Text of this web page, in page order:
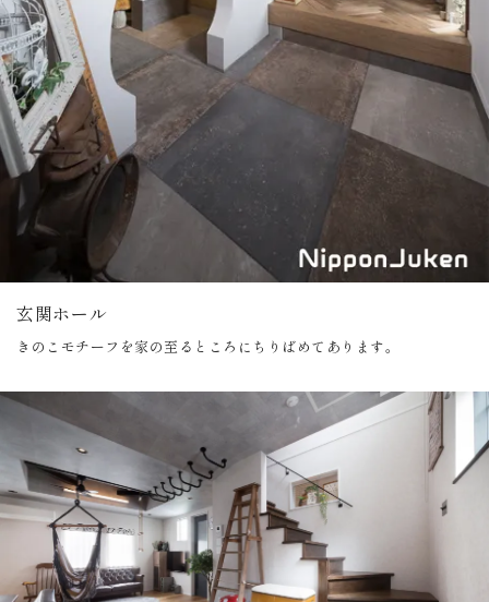
玄関ホール
きのこモチーフを家の至るところにちりばめてあります。